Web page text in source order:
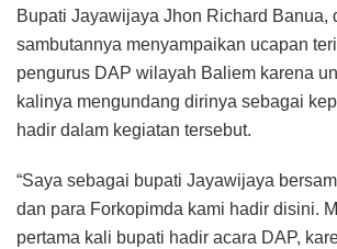
Bupati Jayawijaya Jhon Richard Banua,
sambutannya menyampaikan ucapan
pengurus DAP wilayah Baliem karena
kalinya mengundang dirinya sebagai
hadir dalam kegiatan tersebut.
“Saya sebagai bupati Jayawijaya
dan para Forkopimda kami hadir disini.
pertama kali bupati hadir acara DAP,